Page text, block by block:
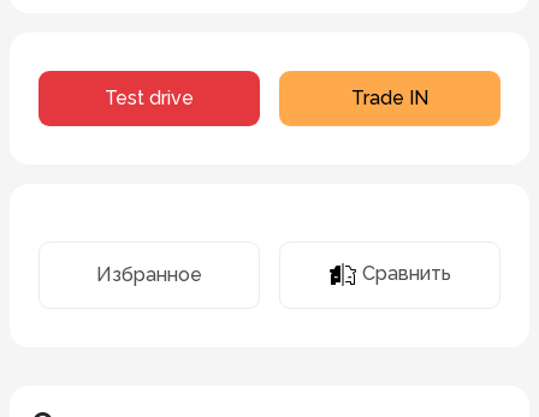
Test drive Trade IN
Избранное Сравнить